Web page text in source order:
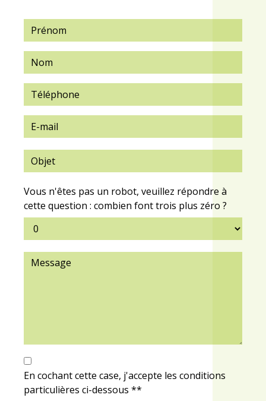
Vous n'êtes pas un robot, veuillez répondre à
cette question : combien font trois plus zéro ?
En cochant cette case, j'accepte les conditions
particulières ci-dessous **